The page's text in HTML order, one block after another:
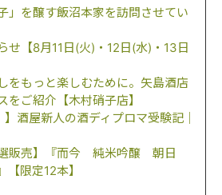
」を醸す飯沼本家を訪問させてい
せ【8月11日(火)・12日(水)・13日
をもっと楽しむために。矢島酒店
をご紹介【木村硝子店】
】酒屋新人の酒ディプロマ受験記｜
選販売】『而今 純米吟醸 朝日
限定12本】